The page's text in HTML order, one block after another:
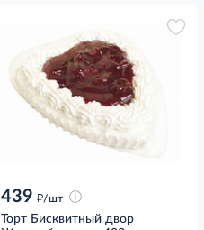
439 д/шт
Торт Бисквитный двор